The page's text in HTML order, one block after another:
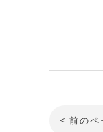
< 前のペ